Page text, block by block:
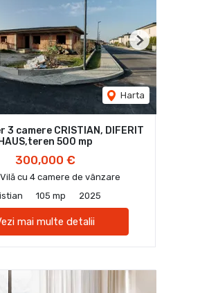
Harta
Next
3 camere CRISTIAN, DIFERIT
HAUS,teren 500 mp
300,000 €
cu 4 camere de vânzare
105 mp 2025
mai multe detalii